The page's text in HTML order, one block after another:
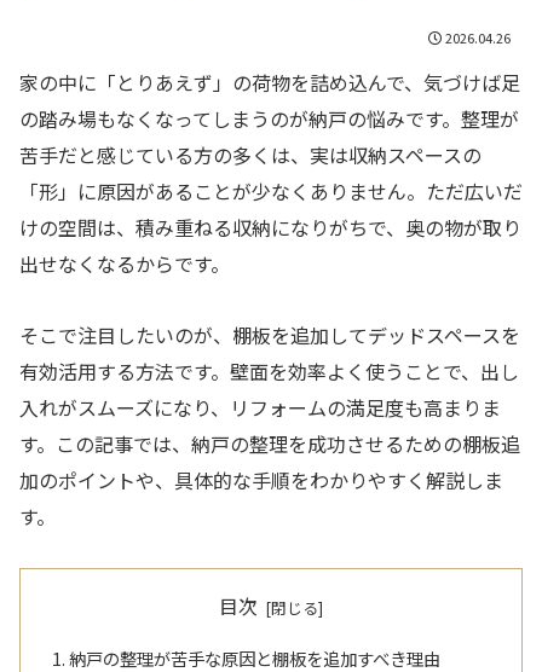
2026.04.26
家の中に「とりあえず」の荷物を詰め込んで、気づけば足
の踏み場もなくなってしまうのが納戸の悩みです。整理が
苦手だと感じている方の多くは、実は収納スペースの
「形」に原因があることが少なくありません。ただ広いだ
けの空間は、積み重ねる収納になりがちで、奥の物が取り
出せなくなるからです。
そこで注目したいのが、棚板を追加してデッドスペースを
有効活用する方法です。壁面を効率よく使うことで、出し
入れがスムーズになり、リフォームの満足度も高まりま
す。この記事では、納戸の整理を成功させるための棚板追
加のポイントや、具体的な手順をわかりやすく解説しま
す。
目次
納戸の整理が苦手な原因と棚板を追加すべき理由